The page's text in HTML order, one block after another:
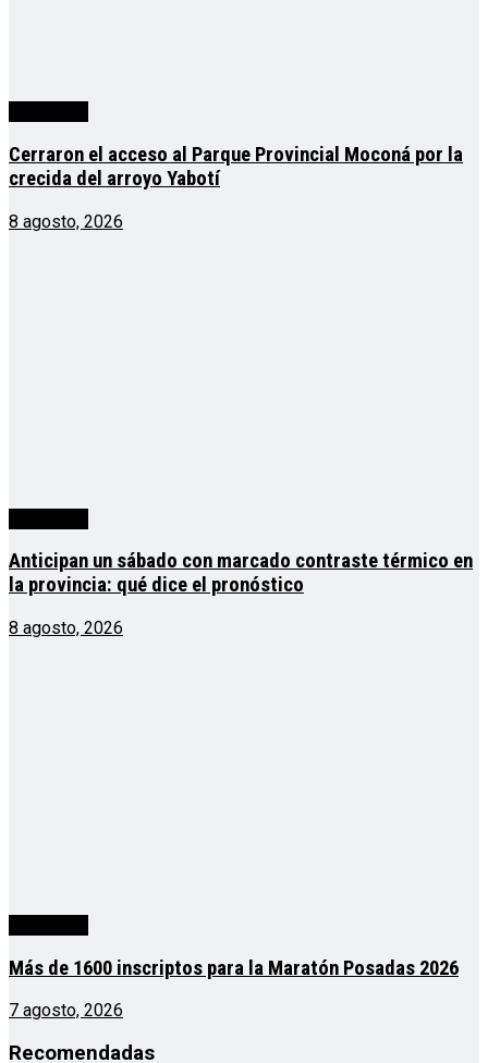
Cerraron el acceso al Parque Provincial Moconá por la
crecida del arroyo Yabotí
8 agosto, 2026
Anticipan un sábado con marcado contraste térmico en
la provincia: qué dice el pronóstico
8 agosto, 2026
Más de 1600 inscriptos para la Maratón Posadas 2026
7 agosto, 2026
Recomendadas